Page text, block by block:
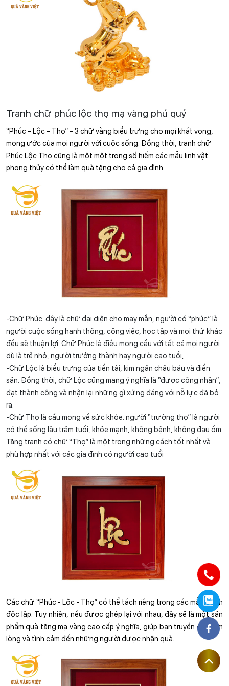
Tranh chữ phúc lộc thọ mạ vàng phú quý
“Phúc – Lộc – Thọ” – 3 chữ vàng biểu trưng cho mọi khát vọng,
mong ước của mọi người với cuộc sống. Đồng thời, tranh chữ
Phúc Lộc Thọ cũng là một một trong số hiếm các mẫu linh vật
phong thủy có thể làm quà tặng cho cả gia đình.
-Chữ Phúc: đây là chữ đại diện cho may mắn, người có “phúc” là
người cuộc sống hanh thông, công việc, học tập và mọi thứ khác
đều sẽ thuận lợi. Chữ Phúc là điều mong cầu với tất cả mọi người
dù là trẻ nhỏ, người trưởng thành hay người cao tuổi,
-Chữ Lộc là biểu trưng của tiền tài, kim ngân châu báu và điền
sản. Đồng thời, chữ Lộc cũng mang ý nghĩa là “được công nhận”,
đạt thành công và nhận lại những gì xứng đáng với nỗ lực đã bỏ
ra.
-Chữ Thọ là cầu mong về sức khỏe. người “trường thọ” là người
có thể sống lâu trăm tuổi, khỏe mạnh, không bệnh, không đau ốm.
Tặng tranh có chữ “Thọ” là một trong những cách tốt nhất và
phù hợp nhất với các gia đình có người cao tuổi
Các chữ “Phúc - Lộc - Thọ” có thể tách riêng trong các mẫu tranh
độc lập. Tuy nhiên, nếu được ghép lại với nhau, đây sẽ là một sản
phẩm quà tặng mạ vàng cao cấp ý nghĩa, giúp bạn truyền đạt tấm
lòng và tình cảm đến những người được nhận quà.